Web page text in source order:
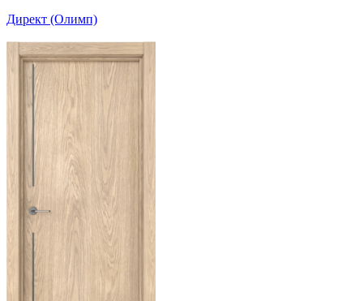
Директ (Олимп)